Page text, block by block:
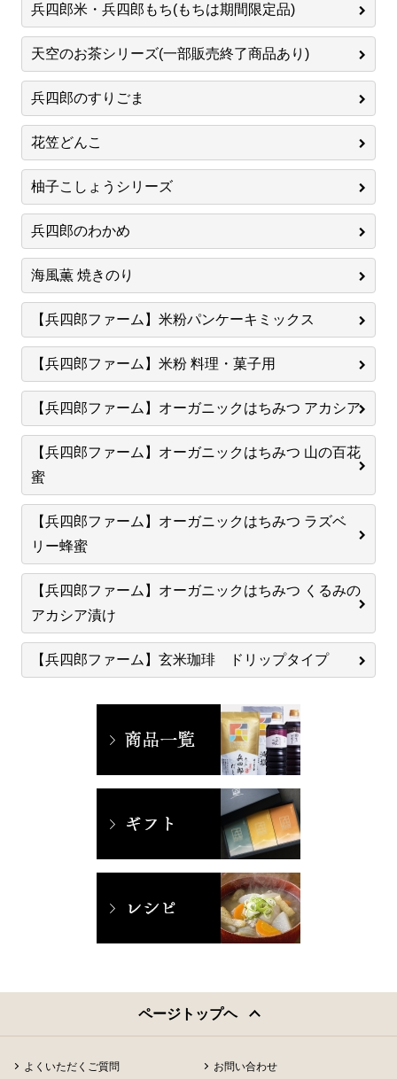
兵四郎米・兵四郎もち(もちは期間限定品)
天空のお茶シリーズ(一部販売終了商品あり)
兵四郎のすりごま
花笠どんこ
柚子こしょうシリーズ
兵四郎のわかめ
海風薫 焼きのり
【兵四郎ファーム】米粉パンケーキミックス
【兵四郎ファーム】米粉 料理・菓子用
【兵四郎ファーム】オーガニックはちみつ アカシア
【兵四郎ファーム】オーガニックはちみつ 山の百花
蜜
【兵四郎ファーム】オーガニックはちみつ ラズベ
リー蜂蜜
【兵四郎ファーム】オーガニックはちみつ くるみの
アカシア漬け
【兵四郎ファーム】玄米珈琲 ドリップタイプ
ページトップヘ
よくいただくご質問 お問い合わせ